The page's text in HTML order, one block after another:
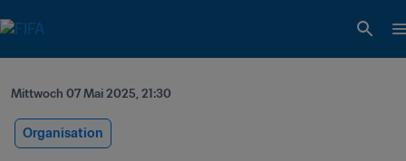
Mittwoch 07 Mai 2025, 21:30
Organisation